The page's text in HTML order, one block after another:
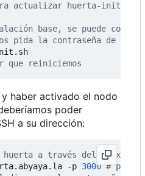
actualizar huerta-init
base, se puede
pida la contraseña de
que reiniciemos
haber activado el nodo
poder
a su dirección:
a través del proxy
-p 3000 #